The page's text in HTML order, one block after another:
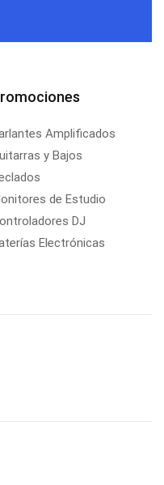
Amplificados
y Bajos
de Estudio
DJ
Electrónicas